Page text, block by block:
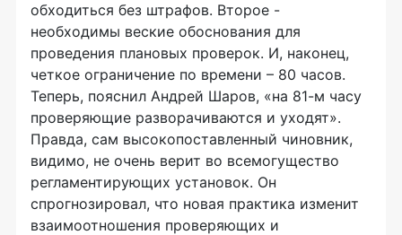
обходиться без штрафов. Второе -
необходимы веские обоснования для
проведения плановых проверок. И, наконец,
четкое ограничение по времени – 80 часов.
Теперь, пояснил Андрей Шаров, «на 81-м часу
проверяющие разворачиваются и уходят».
Правда, сам высокопоставленный чиновник,
видимо, не очень верит во всемогущество
регламентирующих установок. Он
спрогнозировал, что новая практика изменит
взаимоотношения проверяющих и